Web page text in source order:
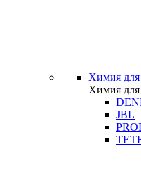
Химия для
Химия для
JBL